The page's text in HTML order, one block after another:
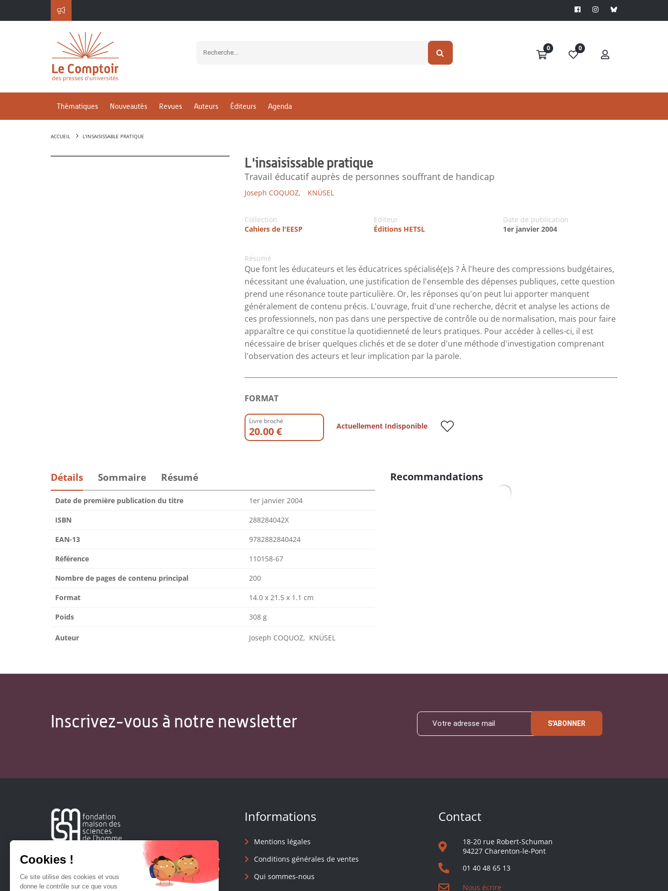
0 0
Thématiques Nouveautés Revues Auteurs Éditeurs Agenda
ACCUEIL L'INSAISISSABLE PRATIQUE
L'insaisissable pratique
Travail éducatif auprès de personnes souffrant de handicap
Joseph COQUOZ, KNÜSEL
Collection
Cahiers de l'EESP
Editeur
Éditions HETSL
Date de publication
1er janvier 2004
Résumé
Que font les éducateurs et les éducatrices spécialisé(e)s ? À l'heure des compressions budgétaires,
nécessitant une évaluation, une justification de l'ensemble des dépenses publiques, cette question
prend une résonance toute particulière. Or, les réponses qu'on peut lui apporter manquent
généralement de contenu précis. L'ouvrage, fruit d'une recherche, décrit et analyse les actions de
ces professionnels, non pas dans une perspective de contrôle ou de normalisation, mais pour faire
apparaître ce qui constitue la quotidienneté de leurs pratiques. Pour accéder à celles-ci, il est
nécessaire de briser quelques clichés et de se doter d'une méthode d'investigation comprenant
l'observation des acteurs et leur implication par la parole.
FORMAT
Livre broché
20.00 € Actuellement Indisponible
Détails Sommaire Résumé
Date de première publication du titre 1er janvier 2004
ISBN 288284042X
EAN-13 9782882840424
Référence 110158-67
Nombre de pages de contenu principal 200
Format 14.0 x 21.5 x 1.1 cm
Poids 308 g
Auteur Joseph COQUOZ, KNÜSEL
Recommandations
Inscrivez-vous à notre newsletter S'ABONNER
Créée en 1963, la Fondation Maison Sciences de l'Homme
soutient la recherche et la diffusion des connaissances en
sciences humaines et sociales.
Informations
Mentions légales
Conditions générales de ventes
Qui sommes-nous
Contact
18-20 rue Robert-Schuman
94227 Charenton-le-Pont
01 40 48 65 13
Nous écrire